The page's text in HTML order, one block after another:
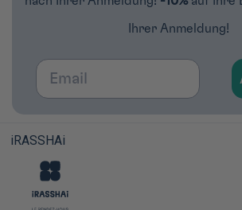
Ihrer Anmeldung!
Email
iRASSHAi